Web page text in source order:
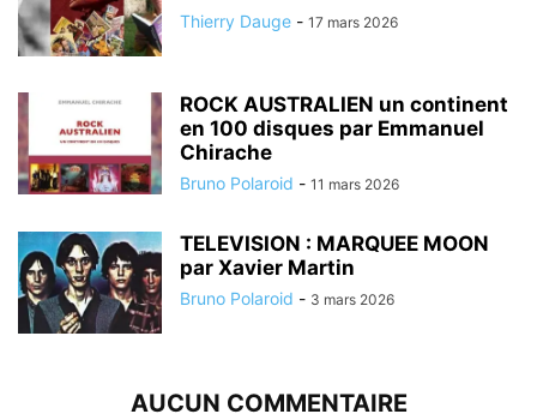
Thierry Dauge - 17 mars 2026
ROCK AUSTRALIEN un continent
en 100 disques par Emmanuel
Chirache
Bruno Polaroid - 11 mars 2026
TELEVISION : MARQUEE MOON
par Xavier Martin
Bruno Polaroid - 3 mars 2026
AUCUN COMMENTAIRE